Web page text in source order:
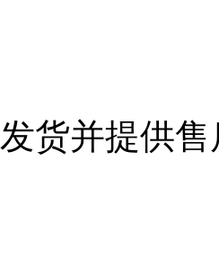
发货并提供